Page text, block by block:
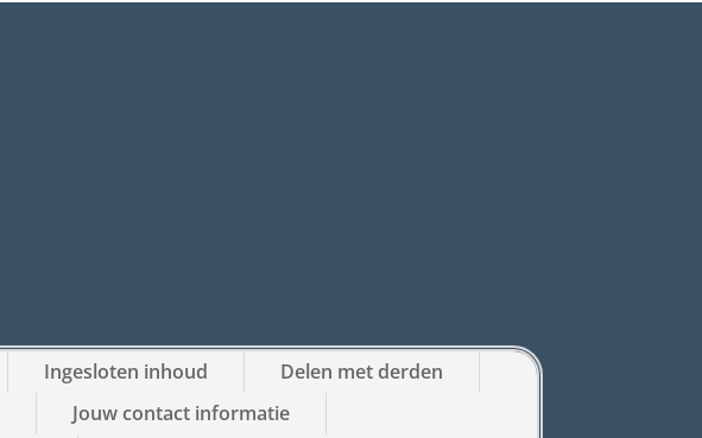
Ingesloten inhoud
Delen met derden
Jouw contact informatie